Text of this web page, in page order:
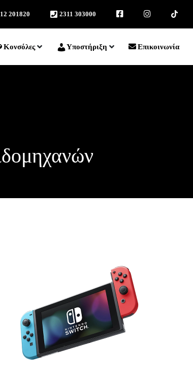
201820 2311 303000 facebook instagramTikTok
Κονσόλες Υποστήριξη Επικοινωνία